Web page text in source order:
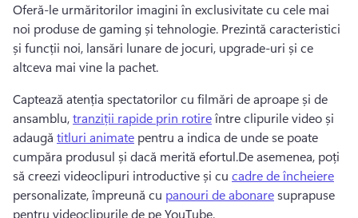
Oferă-le urmăritorilor imagini în exclusivitate cu cele mai
noi produse de gaming și tehnologie. Prezintă caracteristici
și funcții noi, lansări lunare de jocuri, upgrade-uri și ce
altceva mai vine la pachet.
Captează atenția spectatorilor cu filmări de aproape și de
ansamblu, tranziții rapide prin rotire între clipurile video și
adaugă titluri animate pentru a indica de unde se poate
cumpăra produsul și dacă merită efortul.De asemenea, poți
să creezi videoclipuri introductive și cu cadre de încheiere
personalizate, împreună cu panouri de abonare suprapuse
pentru videoclipurile de pe YouTube.